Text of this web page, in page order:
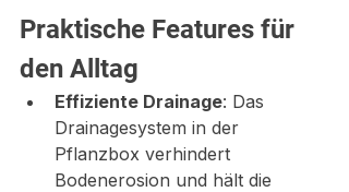
Praktische Features für
den Alltag
Effiziente Drainage: Das
Drainagesystem in der
Pflanzbox verhindert
Bodenerosion und hält die